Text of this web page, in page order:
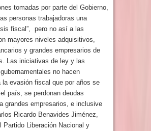
tomadas por parte del Gobierno,
personas trabajadoras una
fiscal”, pero no así a las
mayores niveles adquisitivos,
y grandes empresarios de
Las iniciativas de ley y las
no hacen
la evasión fiscal que por años se
país, se perdonan deudas
grandes empresarios, e inclusive
Ricardo Benavides Jiménez,
Partido Liberación Nacional y